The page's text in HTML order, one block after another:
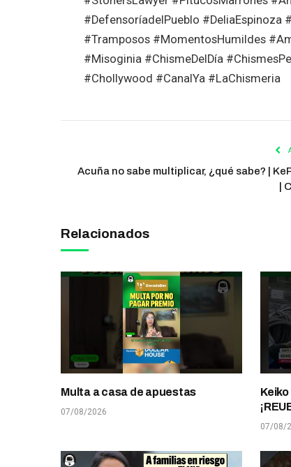
#DefensoríadelPueblo
#Tramposos #MomentosHumildes
#Misoginia #ChismeDelDía
#Chollywood #CanalYa #LaChismeria
Acuña no sabe multiplicar, ¿qué sabe? |
|
Relacionados
Multa a casa de apuestas
07/08/2026
07/08/